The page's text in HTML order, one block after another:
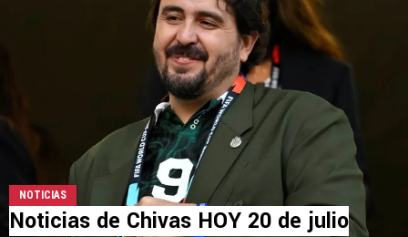
NOTICIAS
Noticias de Chivas HOY 20 de julio